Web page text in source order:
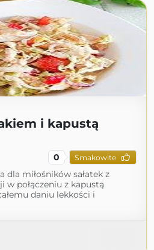
i kapustą
0 Smakowite
dla miłośników sałatek z
w połączeniu z kapustą
daniu lekkości i